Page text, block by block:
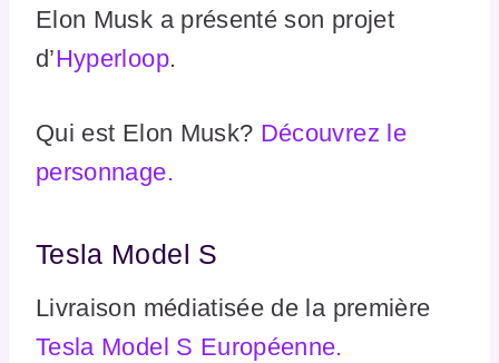
Elon Musk a présenté son projet
d’Hyperloop.
Qui est Elon Musk? Découvrez le
personnage.
Tesla Model S
Livraison médiatisée de la première
Tesla Model S Européenne.